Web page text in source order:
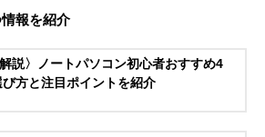
報を紹介
解説〉ノートパソコン初心者おすすめ4
方と注目ポイントを紹介